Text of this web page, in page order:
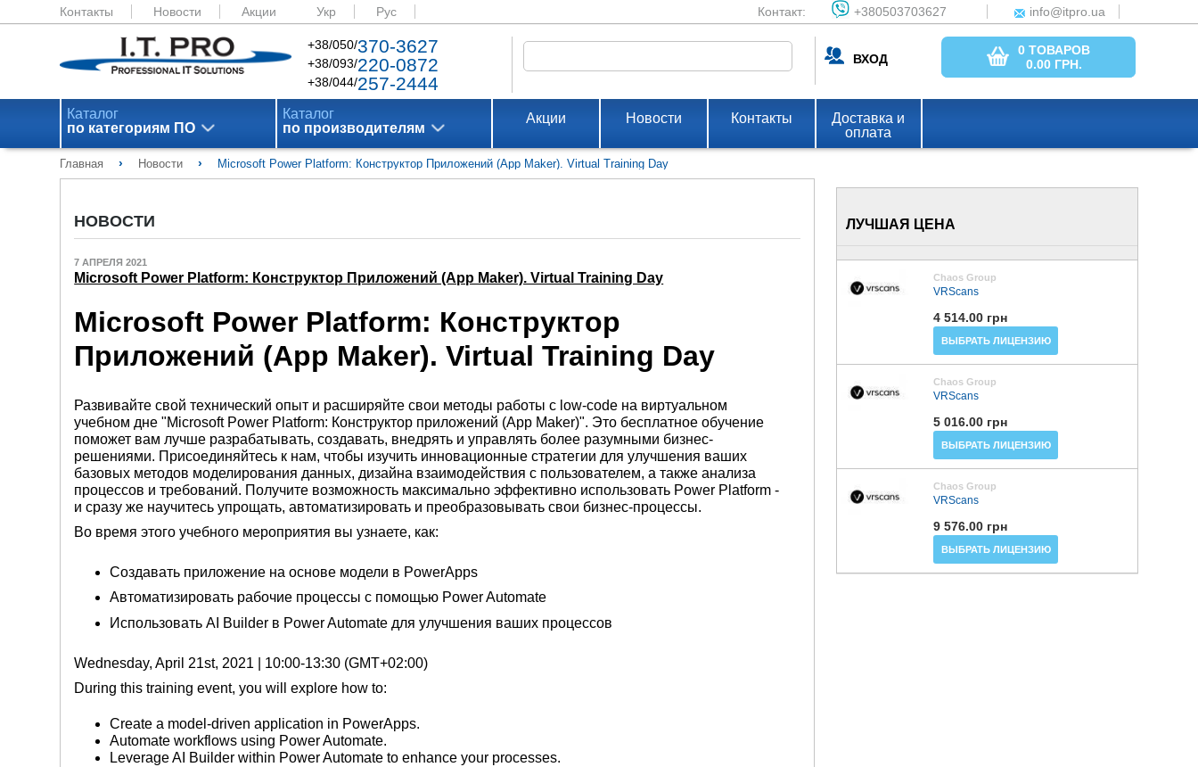
Контакты Новости Акции Укр Рус Контакт: +380503703627 info@itpro.ua
+38/050/370-3627
+38/093/220-0872
+38/044/257-2444
ВХОД
0 ТОВАРОВ
0.00 ГРН.
Каталог
по категориям ПО
Каталог
по производителям
Акции Новости Контакты
Доставка и
оплата
Главная › Новости › Microsoft Power Platform: Конструктор Приложений (App Maker). Virtual Training Day
НОВОСТИ
7 АПРЕЛЯ 2021
Microsoft Power Platform: Конструктор Приложений (App Maker). Virtual Training Day
Microsoft Power Platform: Конструктор
Приложений (App Maker). Virtual Training Day
Развивайте свой технический опыт и расширяйте свои методы работы с low-code на виртуальном
учебном дне "Microsoft Power Platform: Конструктор приложений (App Maker)". Это бесплатное обучение
поможет вам лучше разрабатывать, создавать, внедрять и управлять более разумными бизнес-
решениями. Присоединяйтесь к нам, чтобы изучить инновационные стратегии для улучшения ваших
базовых методов моделирования данных, дизайна взаимодействия с пользователем, а также анализа
процессов и требований. Получите возможность максимально эффективно использовать Power Platform -
и сразу же научитесь упрощать, автоматизировать и преобразовывать свои бизнес-процессы.
Во время этого учебного мероприятия вы узнаете, как:
Создавать приложение на основе модели в PowerApps
Автоматизировать рабочие процессы с помощью Power Automate
Использовать AI Builder в Power Automate для улучшения ваших процессов
Wednesday, April 21st, 2021 | 10:00-13:30 (GMT+02:00)
During this training event, you will explore how to:
Create a model-driven application in PowerApps.
Automate workflows using Power Automate.
Leverage AI Builder within Power Automate to enhance your processes.
ЛУЧШАЯ ЦЕНА
Chaos Group
VRScans
4 514.00 грн
ВЫБРАТЬ ЛИЦЕНЗИЮ
Chaos Group
VRScans
5 016.00 грн
ВЫБРАТЬ ЛИЦЕНЗИЮ
Chaos Group
VRScans
9 576.00 грн
ВЫБРАТЬ ЛИЦЕНЗИЮ